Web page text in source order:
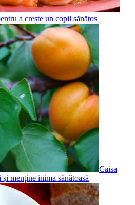
a crește un copil sănătos
Caisa
menține inima sănătoasă